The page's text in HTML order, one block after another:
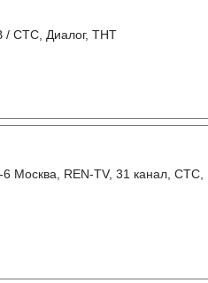
/ СТС, Диалог, ТНТ
Москва, REN-TV, 31 канал, СТС,